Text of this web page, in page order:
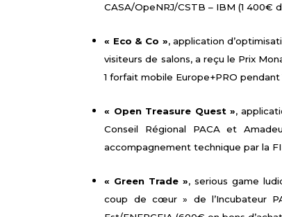
CASA/OpeNRJ/CSTB – IBM (1 400€
« Eco & Co », application
visiteurs de salons, a reçu le Prix
1 forfait mobile Europe+PRO
« Open Treasure Quest »,
Conseil Régional PACA et
accompagnement technique par la
« Green Trade », serious game
coup de cœur » de l’Incubateur